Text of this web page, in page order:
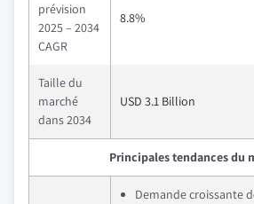
prévision
2025 – 2034
CAGR
8.8%
Taille du
marché
dans 2034
USD 3.1 Billion
Principales tendances du
Demande croissante